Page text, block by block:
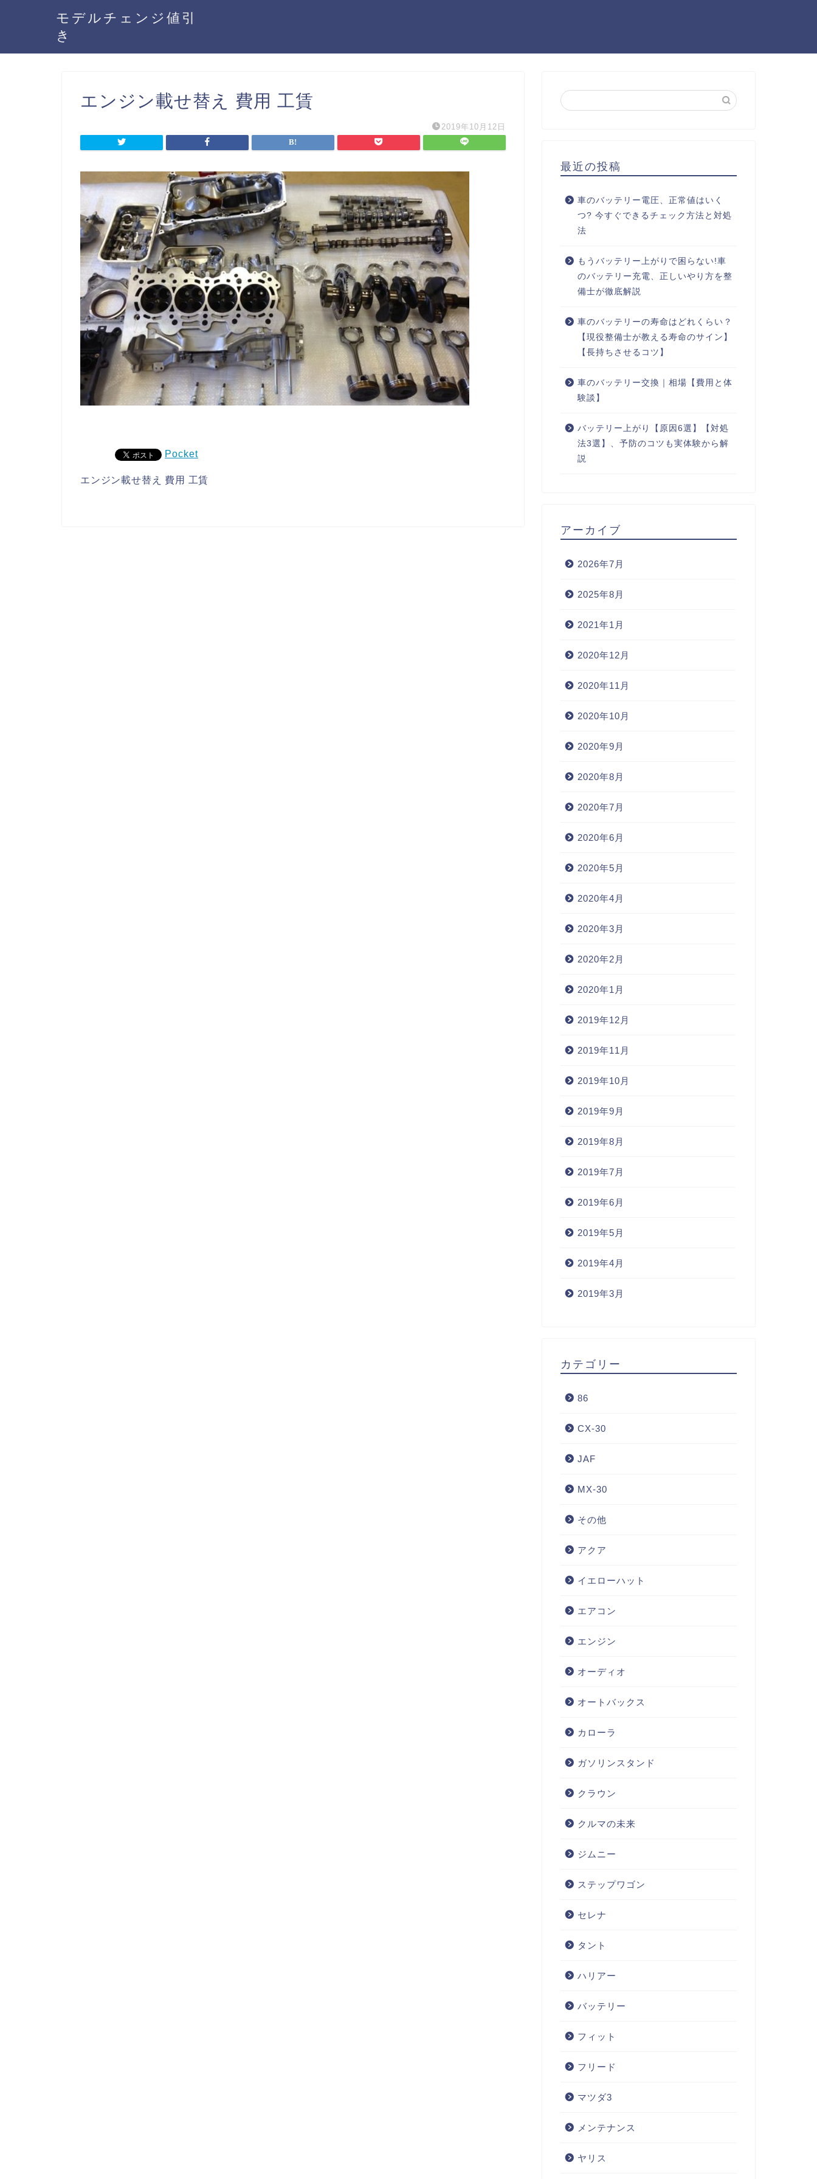
モデルチェンジ値引
き
エンジン載せ替え 費用 工賃
2019年10月12日
Pocket
エンジン載せ替え 費用 工賃
最近の投稿
車のバッテリー電圧、正常値はいく
つ? 今すぐできるチェック方法と対処
法
もうバッテリー上がりで困らない!車
のバッテリー充電、正しいやり方を整
備士が徹底解説
車のバッテリーの寿命はどれくらい？
【現役整備士が教える寿命のサイン】
【長持ちさせるコツ】
車のバッテリー交換｜相場【費用と体
験談】
バッテリー上がり【原因6選】【対処
法3選】、予防のコツも実体験から解
説
アーカイブ
2026年7月
2025年8月
2021年1月
2020年12月
2020年11月
2020年10月
2020年9月
2020年8月
2020年7月
2020年6月
2020年5月
2020年4月
2020年3月
2020年2月
2020年1月
2019年12月
2019年11月
2019年10月
2019年9月
2019年8月
2019年7月
2019年6月
2019年5月
2019年4月
2019年3月
カテゴリー
86
CX-30
JAF
MX-30
その他
アクア
イエローハット
エアコン
エンジン
オーディオ
オートバックス
カローラ
ガソリンスタンド
クラウン
クルマの未来
ジムニー
ステップワゴン
セレナ
タント
ハリアー
バッテリー
フィット
フリード
マツダ3
メンテナンス
ヤリス